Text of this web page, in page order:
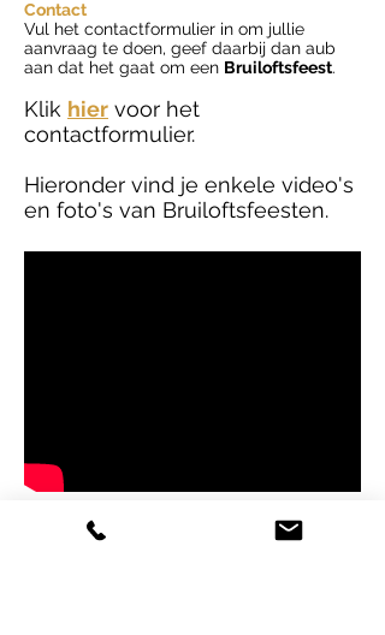
Contact
Vul het contactformulier in om jullie
aanvraag te doen, geef daarbij dan aub
aan dat het gaat om een Bruiloftsfeest.
Klik hier voor het
contactformulier.
Hieronder vind je enkele video's
en foto's van Bruiloftsfeesten.